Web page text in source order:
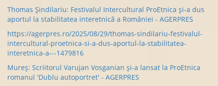
Thomas Șindilariu: Festivalul Intercultural ProEtnica și-a dus
aportul la stabilitatea interetnică a României - AGERPRES
https://agerpres.ro/2025/08/29/thomas-sindilariu-festivalul-
intercultural-proetnica-si-a-dus-aportul-la-stabilitatea-
interetnica-a---1479816
Mureș: Scriitorul Varujan Vosganian și-a lansat la ProEtnica
romanul 'Dublu autoportret' - AGERPRES